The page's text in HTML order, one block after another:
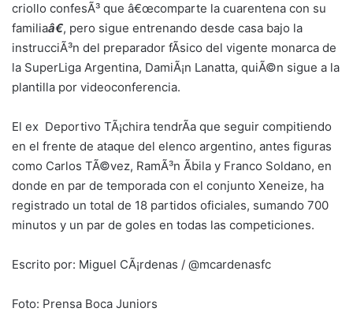
criollo confesÃ³ que â€œcomparte la cuarentena con su
familiaâ€, pero sigue entrenando desde casa bajo la
instrucciÃ³n del preparador fÃ­sico del vigente monarca de
la SuperLiga Argentina, DamiÃ¡n Lanatta, quiÃ©n sigue a la
plantilla por videoconferencia.
El ex Deportivo TÃ¡chira tendrÃ­a que seguir compitiendo
en el frente de ataque del elenco argentino, antes figuras
como Carlos TÃ©vez, RamÃ³n Ãbila y Franco Soldano, en
donde en par de temporada con el conjunto Xeneize, ha
registrado un total de 18 partidos oficiales, sumando 700
minutos y un par de goles en todas las competiciones.
Escrito por: Miguel CÃ¡rdenas / @mcardenasfc
Foto: Prensa Boca Juniors